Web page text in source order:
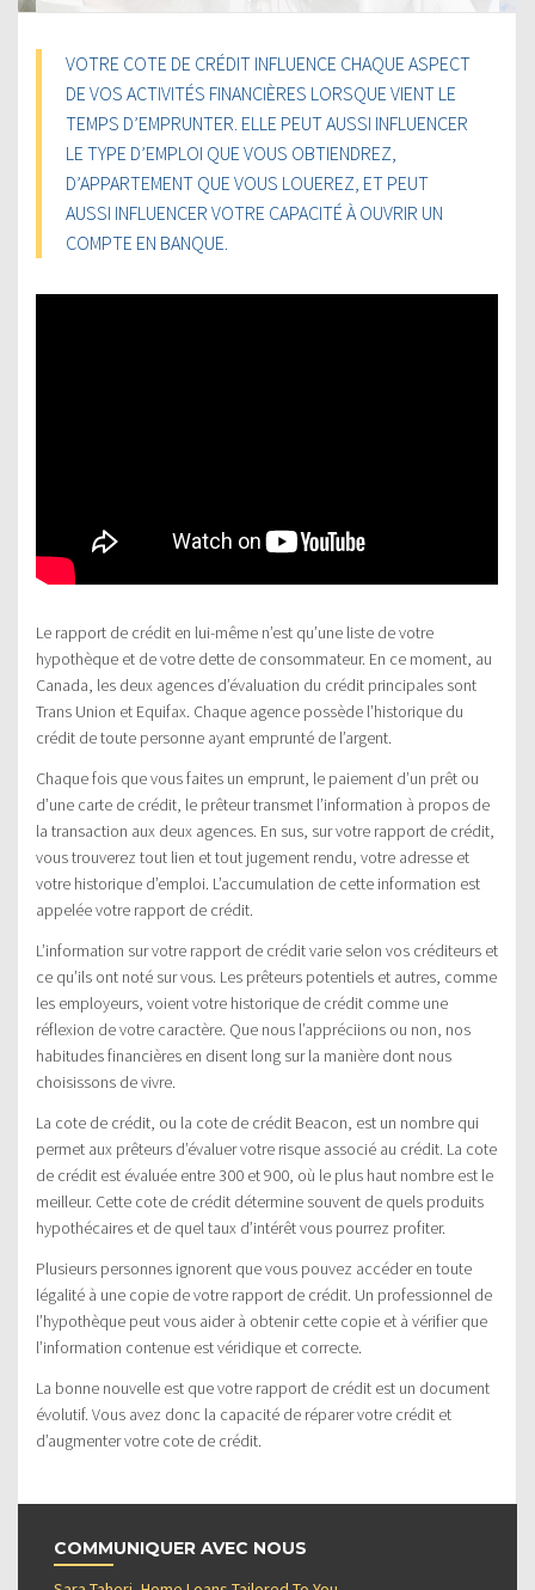
VOTRE COTE DE CRÉDIT INFLUENCE CHAQUE ASPECT
DE VOS ACTIVITÉS FINANCIÈRES LORSQUE VIENT LE
TEMPS D’EMPRUNTER. ELLE PEUT AUSSI INFLUENCER
LE TYPE D’EMPLOI QUE VOUS OBTIENDREZ,
D’APPARTEMENT QUE VOUS LOUEREZ, ET PEUT
AUSSI INFLUENCER VOTRE CAPACITÉ À OUVRIR UN
COMPTE EN BANQUE.
Le rapport de crédit en lui-même n’est qu’une liste de votre
hypothèque et de votre dette de consommateur. En ce moment, au
Canada, les deux agences d’évaluation du crédit principales sont
Trans Union et Equifax. Chaque agence possède l’historique du
crédit de toute personne ayant emprunté de l’argent.
Chaque fois que vous faites un emprunt, le paiement d’un prêt ou
d’une carte de crédit, le prêteur transmet l’information à propos de
la transaction aux deux agences. En sus, sur votre rapport de crédit,
vous trouverez tout lien et tout jugement rendu, votre adresse et
votre historique d’emploi. L’accumulation de cette information est
appelée votre rapport de crédit.
L’information sur votre rapport de crédit varie selon vos créditeurs et
ce qu’ils ont noté sur vous. Les prêteurs potentiels et autres, comme
les employeurs, voient votre historique de crédit comme une
réflexion de votre caractère. Que nous l’appréciions ou non, nos
habitudes financières en disent long sur la manière dont nous
choisissons de vivre.
La cote de crédit, ou la cote de crédit Beacon, est un nombre qui
permet aux prêteurs d’évaluer votre risque associé au crédit. La cote
de crédit est évaluée entre 300 et 900, où le plus haut nombre est le
meilleur. Cette cote de crédit détermine souvent de quels produits
hypothécaires et de quel taux d’intérêt vous pourrez profiter.
Plusieurs personnes ignorent que vous pouvez accéder en toute
légalité à une copie de votre rapport de crédit. Un professionnel de
l’hypothèque peut vous aider à obtenir cette copie et à vérifier que
l’information contenue est véridique et correcte.
La bonne nouvelle est que votre rapport de crédit est un document
évolutif. Vous avez donc la capacité de réparer votre crédit et
d’augmenter votre cote de crédit.
COMMUNIQUER AVEC NOUS